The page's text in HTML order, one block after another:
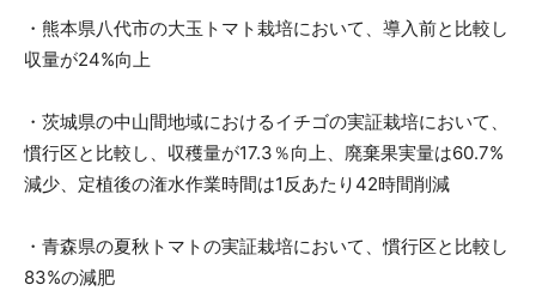
・熊本県八代市の大玉トマト栽培において、導入前と比較し
収量が24%向上
・茨城県の中山間地域におけるイチゴの実証栽培において、
慣行区と比較し、収穫量が17.3％向上、廃棄果実量は60.7%
減少、定植後の潅水作業時間は1反あたり42時間削減
・青森県の夏秋トマトの実証栽培において、慣行区と比較し
83%の減肥